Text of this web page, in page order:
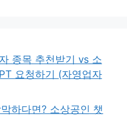
종목 추천받기 vs 소
요청하기 (자영업자
하다면? 소상공인 챗